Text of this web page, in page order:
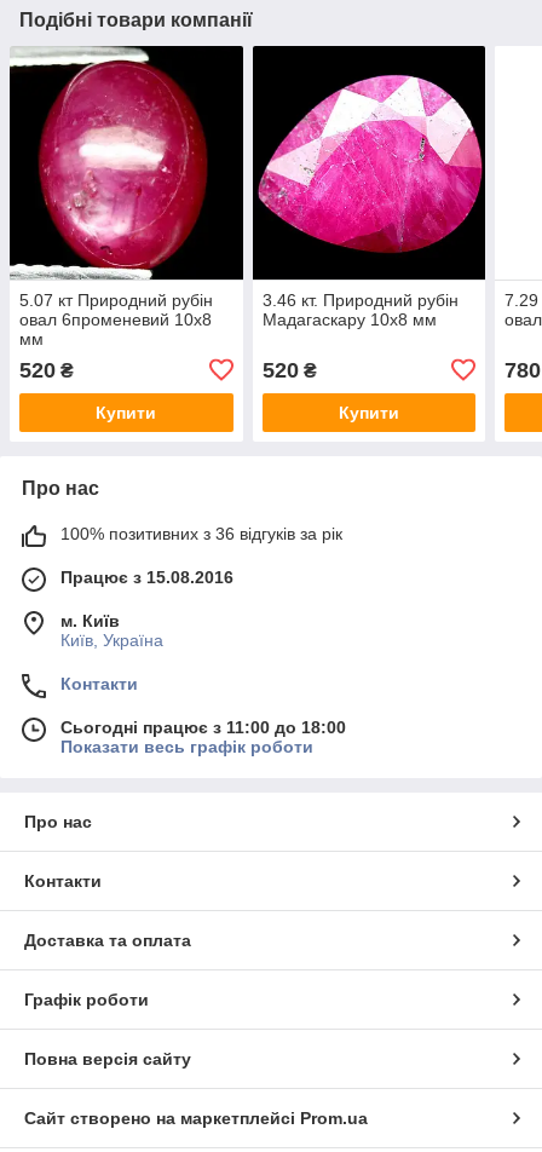
Подібні товари компанії
5.07 кт Природний рубін
овал 6променевий 10х8
мм
520 ₴
Купити
3.46 кт. Природний рубін
Мадагаскару 10х8 мм
520₴
Купити
7.29
780
Про нас
100% позитивних з 36 відгуків за рік
Працює з 15.08.2016
м. Київ
Київ, Україна
Контакти
Сьогодні працює з 11:00 до 18:00
Показати весь графік роботи
Про нас
Контакти
Доставка та оплата
Графік роботи
Повна версія сайту
Сайт створено на маркетплейсі Prom.ua